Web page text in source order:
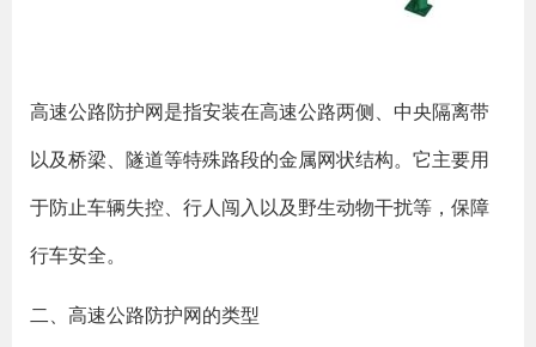
高速公路防护网是指安装在高速公路两侧、中央隔离带
以及桥梁、隧道等特殊路段的金属网状结构。它主要用
于防止车辆失控、行人闯入以及野生动物干扰等，保障
行车安全。
二、高速公路防护网的类型